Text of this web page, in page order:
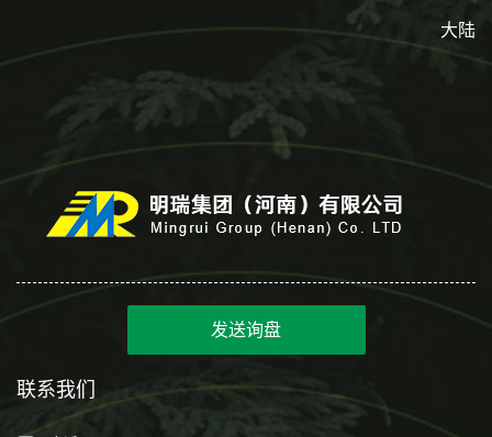
大陆
发送询盘
联系我们